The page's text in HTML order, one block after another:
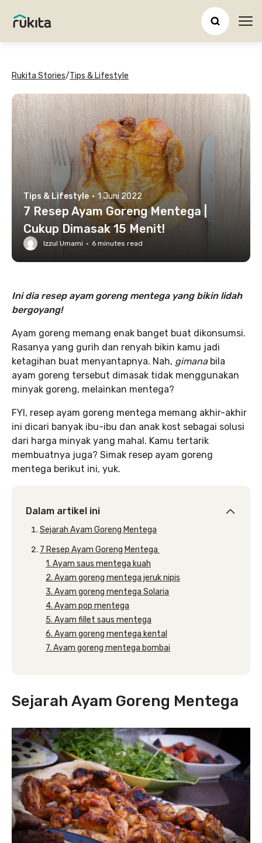
Rukita Stories/Tips & Lifestyle
Tips & Lifestyle · 1 Juni 2022
7 Resep Ayam Goreng Mentega |
Cukup Dimasak 15 Menit!
Izzul Umami · 6 minutes read
Ini dia resep ayam goreng mentega yang bikin lidah
bergoyang!
Ayam goreng memang enak banget buat dikonsumsi.
Rasanya yang gurih dan renyah bikin kamu jadi
ketagihan buat menyantapnya. Nah, gimanabila
ayam goreng tersebut dimasak tidak menggunakan
minyak goreng, melainkan mentega?
FYI, resep ayam goreng mentega memang akhir-akhir
ini dicari banyak ibu-ibu dan anak kost sebagai solusi
dari harga minyak yang mahal. Kamu tertarik
membuatnya juga? Simak resep ayam goreng
mentega berikut ini, yuk.
Dalam artikel ini
Sejarah Ayam Goreng Mentega
7 Resep Ayam Goreng Mentega
1. Ayam saus mentega kuah
2. Ayam goreng mentega jeruk nipis
3. Ayam goreng mentega Solaria
4. Ayam pop mentega
5. Ayam fillet saus mentega
6. Ayam goreng mentega kental
7. Ayam goreng mentega bombai
Sejarah Ayam Goreng Mentega